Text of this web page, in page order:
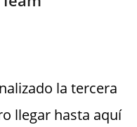
la tercera
llegar hasta aquí